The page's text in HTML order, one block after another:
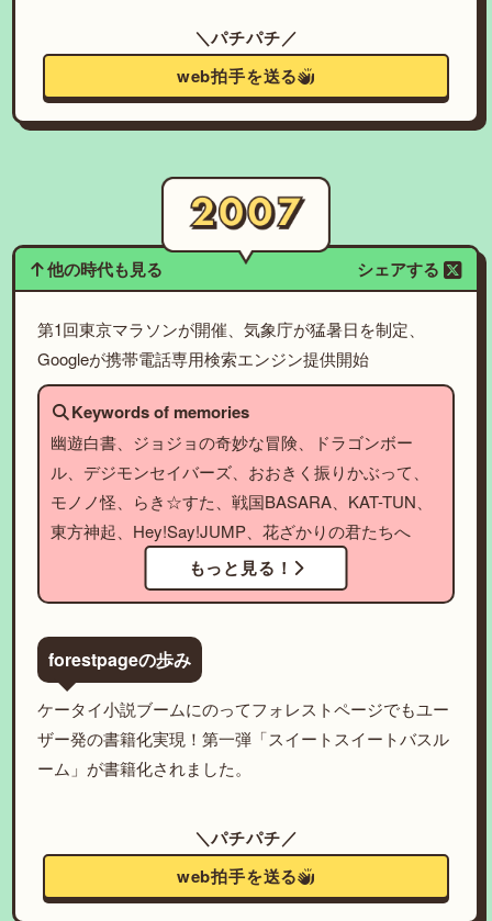
＼パチパチ／
web拍手を送る
他の時代も見る シェアする
第1回東京マラソンが開催、気象庁が猛暑日を制定、
Googleが携帯電話専用検索エンジン提供開始
Keywords of memories
幽遊白書、ジョジョの奇妙な冒険、ドラゴンボー
ル、デジモンセイバーズ、おおきく振りかぶって、
モノノ怪、らき☆すた、戦国BASARA、KAT-TUN、
東方神起、Hey!Say!JUMP、花ざかりの君たちへ
もっと見る！
forestpageの歩み
ケータイ小説ブームにのってフォレストページでもユー
ザー発の書籍化実現！第一弾「スイートスイートバスル
ーム」が書籍化されました。
＼パチパチ／
web拍手を送る